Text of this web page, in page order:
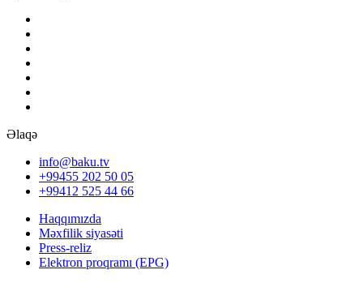
Əlaqə
info@baku.tv
+99455 202 50 05
+99412 525 44 66
Haqqımızda
Məxfilik siyasəti
Press-reliz
Elektron proqramı (EPG)